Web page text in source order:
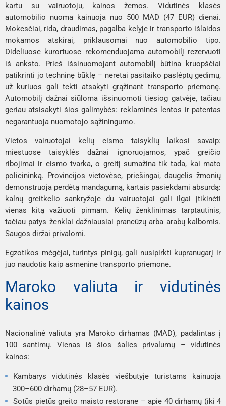
kartu su vairuotoju, kainos žemos. Vidutinės klasės
automobilio nuoma kainuoja nuo 500 MAD (47 EUR) dienai.
Mokesčiai, rida, draudimas, pagalba kelyje ir transporto išlaidos
mokamos atskirai, priklausomai nuo automobilio tipo.
Dideliuose kurortuose rekomenduojama automobilį rezervuoti
iš anksto. Prieš išsinuomojant automobilį būtina kruopščiai
patikrinti jo techninę būklę – neretai pasitaiko paslėptų gedimų,
už kuriuos gali tekti atsakyti grąžinant transporto priemonę.
Automobilį dažnai siūloma išsinuomoti tiesiog gatvėje, tačiau
geriau atsisakyti šios galimybės: reklaminės lentos ir patentas
negarantuoja nuomotojo sąžiningumo.
Vietos vairuotojai kelių eismo taisyklių laikosi savaip:
miestuose taisyklės dažnai ignoruojamos, ypač greičio
ribojimai ir eismo tvarka, o greitį sumažina tik tada, kai mato
policininką. Provincijos vietovėse, priešingai, daugelis žmonių
demonstruoja perdėtą mandagumą, kartais pasiekdami absurdą:
kalnų greitkelio sankryžoje du vairuotojai gali ilgai įtikinėti
vienas kitą važiuoti pirmam. Kelių ženklinimas tarptautinis,
tačiau patys ženklai dažniausiai prancūzų arba arabų kalbomis.
Saugos diržai privalomi.
Egzotikos mėgėjai, turintys pinigų, gali nusipirkti kupranugarį ir
juo naudotis kaip asmenine transporto priemone.
Maroko valiuta ir vidutinės
kainos
Nacionalinė valiuta yra Maroko dirhamas (MAD), padalintas į
100 santimų. Vienas iš šios šalies privalumų – vidutinės
kainos:
Kambarys vidutinės klasės viešbutyje turistams kainuoja
300–600 dirhamų (28–57 EUR).
Sotūs pietūs greito maisto restorane – apie 40 dirhamų (iki 4